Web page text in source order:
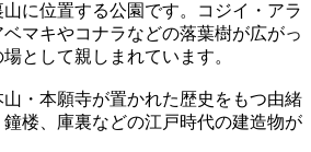
に位置する公園です。コジイ・アラ
マキやコナラなどの落葉樹が広がっ
として親しまれています。
・本願寺が置かれた歴史をもつ由緒
楼、庫裏などの江戸時代の建造物が